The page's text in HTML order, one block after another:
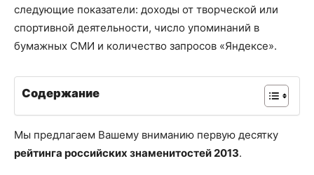
следующие показатели: доходы от творческой или
спортивной деятельности, число упоминаний в
бумажных СМИ и количество запросов «Яндексе».
Содержание
Мы предлагаем Вашему вниманию первую десятку
рейтинга российских знаменитостей 2013.